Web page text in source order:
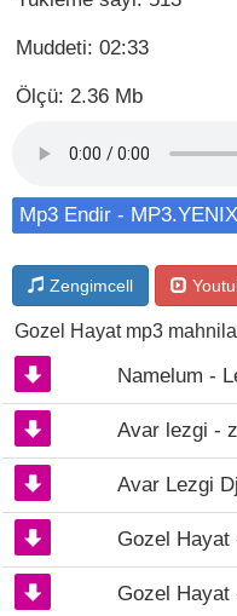
Muddeti: 02:33
Ölçü: 2.36 Mb
Mp3 Endir -
Zengimcell
Gozel Hayat mp3
Namelum -
Avar lezgi -
Avar Lezgi
Gozel Hayat
Gozel Hayat